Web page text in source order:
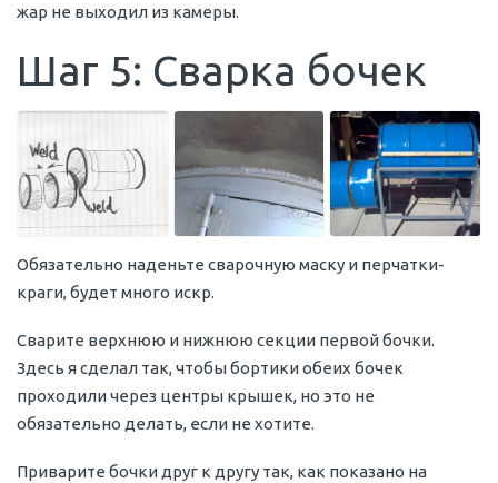
жар не выходил из камеры.
Шаг 5: Сварка бочек
Обязательно наденьте сварочную маску и перчатки-
краги, будет много искр.
Сварите верхнюю и нижнюю секции первой бочки.
Здесь я сделал так, чтобы бортики обеих бочек
проходили через центры крышек, но это не
обязательно делать, если не хотите.
Приварите бочки друг к другу так, как показано на